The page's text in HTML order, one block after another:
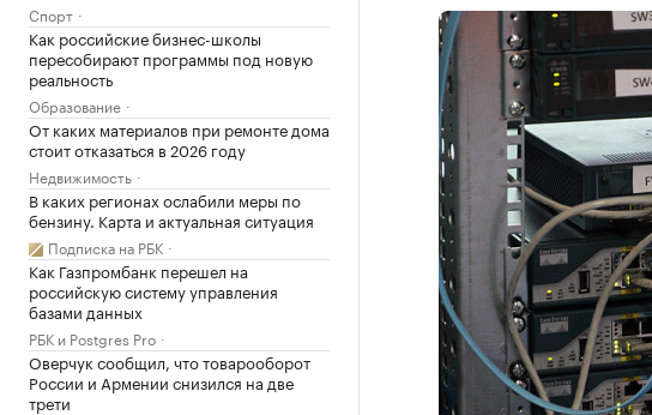
Спорт
Как российские бизнес-школы
пересобирают программы под новую
реальность
Образование
От каких материалов при ремонте дома
стоит отказаться в 2026 году
Недвижимость
В каких регионах ослабили меры по
бензину. Карта и актуальная ситуация
Подписка на РБК
Как Газпромбанк перешел на
российскую систему управления
базами данных
РБК и Postgres Pro
Оверчук сообщил, что товарооборот
России и Армении снизился на две
трети